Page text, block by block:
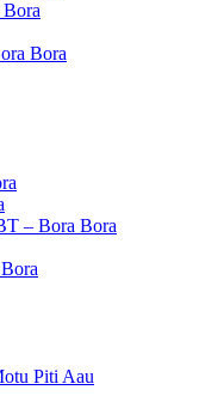
Bora
Bora
– Bora Bora
Piti Aau